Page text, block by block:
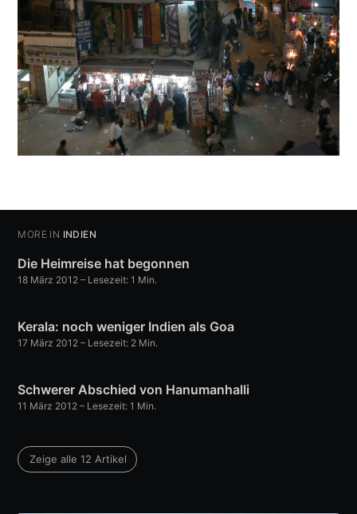
MORE IN INDIEN
Die Heimreise hat begonnen
18 März 2012 – Lesezeit: 1 Min.
Kerala: noch weniger Indien als Goa
17 März 2012 – Lesezeit: 2 Min.
Schwerer Abschied von Hanumanhalli
11 März 2012 – Lesezeit: 1 Min.
Zeige alle 12 Artikel